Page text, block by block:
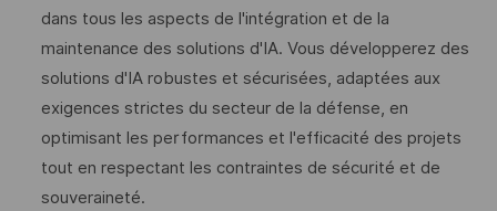
dans tous les aspects de l'intégration et de la
maintenance des solutions d'IA. Vous développerez des
solutions d'IA robustes et sécurisées, adaptées aux
exigences strictes du secteur de la défense, en
optimisant les performances et l'efficacité des projets
tout en respectant les contraintes de sécurité et de
souveraineté.